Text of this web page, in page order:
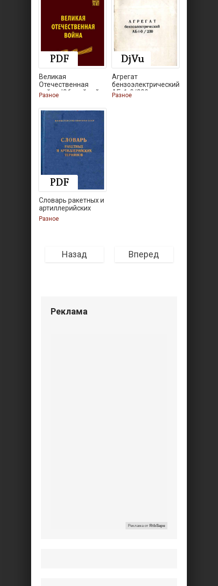
Великая
Отечественная
война. Юбилейный
Разное
Агрегат
бензоэлектрический
АБ-1-0/230.
Разное
Словарь ракетных и
артиллерийских
Разное
Назад Вперед
Реклама
Реклама от RtbSape